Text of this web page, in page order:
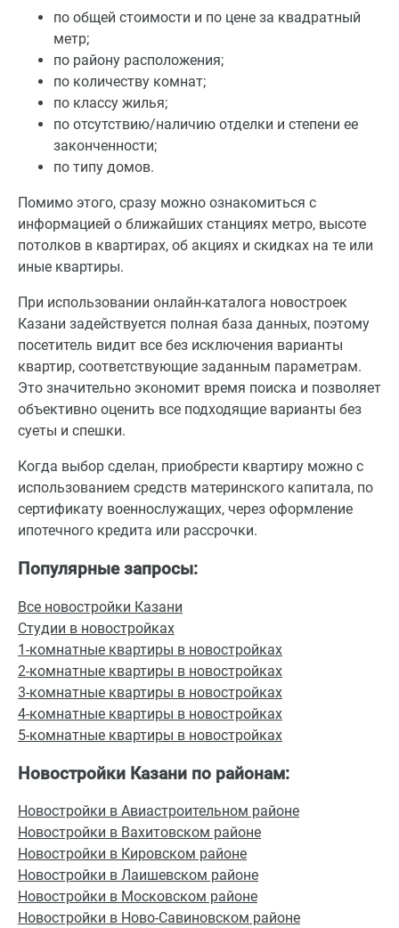
по общей стоимости и по цене за квадратный
метр;
по району расположения;
по количеству комнат;
по классу жилья;
по отсутствию/наличию отделки и степени ее
законченности;
по типу домов.
Помимо этого, сразу можно ознакомиться с
информацией о ближайших станциях метро, высоте
потолков в квартирах, об акциях и скидках на те или
иные квартиры.
При использовании онлайн-каталога новостроек
Казани задействуется полная база данных, поэтому
посетитель видит все без исключения варианты
квартир, соответствующие заданным параметрам.
Это значительно экономит время поиска и позволяет
объективно оценить все подходящие варианты без
суеты и спешки.
Когда выбор сделан, приобрести квартиру можно с
использованием средств материнского капитала, по
сертификату военнослужащих, через оформление
ипотечного кредита или рассрочки.
Популярные запросы:
Все новостройки Казани
Студии в новостройках
1-комнатные квартиры в новостройках
2-комнатные квартиры в новостройках
3-комнатные квартиры в новостройках
4-комнатные квартиры в новостройках
5-комнатные квартиры в новостройках
Новостройки Казани по районам:
Новостройки в Авиастроительном районе
Новостройки в Вахитовском районе
Новостройки в Кировском районе
Новостройки в Лаишевском районе
Новостройки в Московском районе
Новостройки в Ново-Савиновском районе